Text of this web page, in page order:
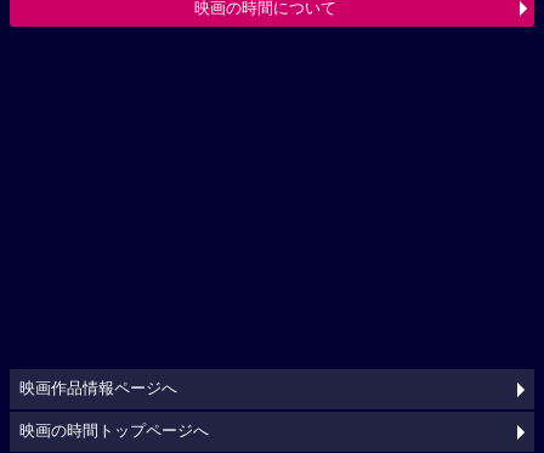
映画の時間について
映画作品情報ページへ
映画の時間トップページへ